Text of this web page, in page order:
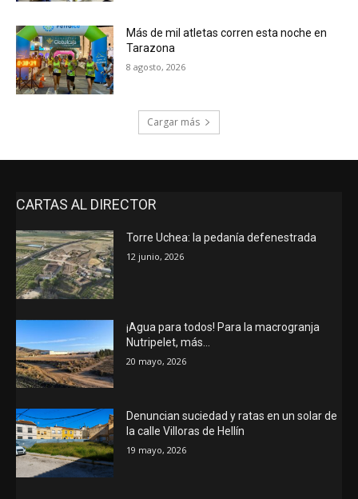
Más de mil atletas corren esta noche en
Tarazona
8 agosto, 2026
Cargar más
CARTAS AL DIRECTOR
Torre Uchea: la pedanía defenestrada
12 junio, 2026
¡Agua para todos! Para la macrogranja
Nutripelet, más…
20 mayo, 2026
Denuncian suciedad y ratas en un solar de
la calle Villoras de Hellín
19 mayo, 2026